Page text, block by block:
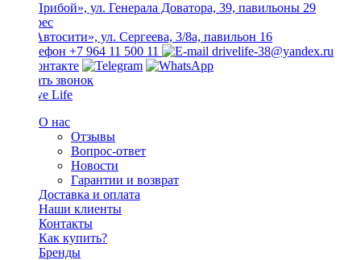
ТЦ «Прибой», ул. Генерала Доватора, 39, павильоны 29
ТЦ «Автосити», ул. Сергеева, 3/8а, павильон 16
+7 964 11 500 11
drivelife-38@yandex.ru
Заказать звонок
О нас
Отзывы
Вопрос-ответ
Новости
Гарантии и возврат
Доставка и оплата
Наши клиенты
Контакты
Как купить?
Бренды